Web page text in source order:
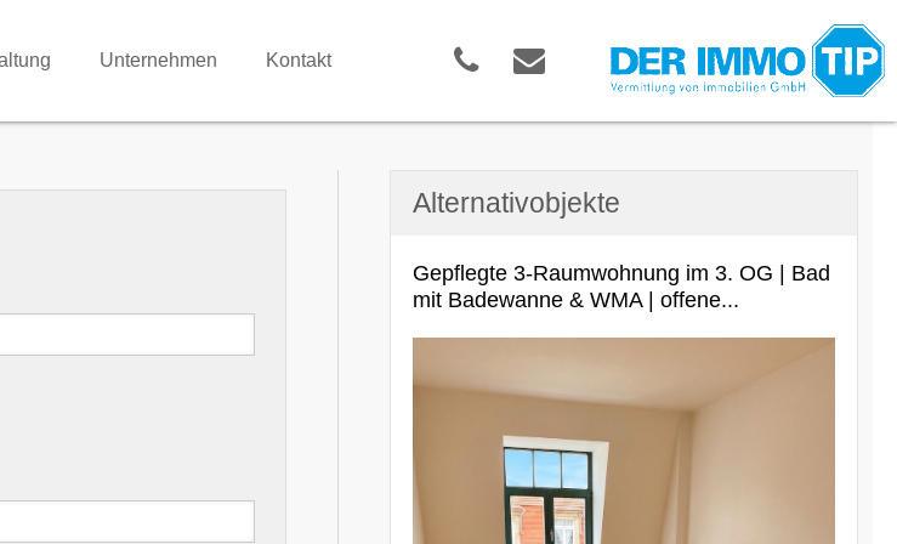
Unternehmen Kontakt
Alternativobjekte
Gepflegte 3-Raumwohnung im 3. OG | Bad
mit Badewanne & WMA | offene...